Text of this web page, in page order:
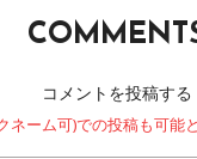
コメントを投稿する
ネーム可)での投稿も可能